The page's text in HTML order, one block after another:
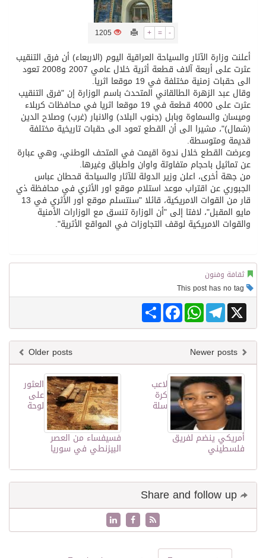
ثلة من الضابطات في الجييش الكويتي
كسوة الكعبة تعتلي البيت العتيق
“سبيس إكس” تطلق 24 قمرًا صناعيًا جديدًا إلى الفضاء
+ = -
1205
أعلنت وزارة الآثار والسياحة العراقية اليوم (الاربعاء) أن فرق التنقيب
عثرت على أربعة آلاف قطعة أثرية خلال عامي 2007 و2008 تعود
الى حقبات زمنية مختلفة في 19 موقعا اثريا.
وقال عبد الزهرة الطالقاني المتحدث باسم الوزارة إن "فرق التنقيب
عثرت على 4000 قطعة في 19 موقعا اثريا في محافظات كربلاء
وميسان والسماوة وبابل (جنوب البلاد) والانبار (غرب) وصلاح الدين
(شمال)"، مشيرا الى أن القطع تعود الى حقبات تاريخية مختلفة
قديمة ومتوسطة.
وعرضت القطع خلال ندوة اقيمت في المتحف الوطني، وهي عبارة
عن تماثيل باحجام متفاوتة واوان واطباق وغيرها.
من جهة أخرى، اعلن وزير الدولة للآثار والسياحة قحطان عباس
الجبوري عن اقتراب موعد استلام موقع اور الأثري في محافظة ذي
قار من القوات الامريكية، قائلا "سنتسلم موقع اور الأثري في 13
مايو المقبل"، لافتا إلى "أن الوزارة تنسق مع الوزارات الأمنية
والقوات الامريكية لوقف التجاوزات في المواقع الأثرية".
ثقافة وفنون
Share
FacebookWhatsAppTelegram X
Older posts
العثور
على
لوحة
فسيفساء من العصر
البيزنطي في سوريا
لاعب
كرة
سلة
أمريكي ينضم لفريق
فلسطيني